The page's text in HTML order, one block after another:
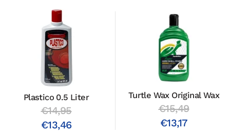
Plastico 0.5 Liter
€14,95
€13,46
Turtle Wax Original Wax
€15,49
€13,17